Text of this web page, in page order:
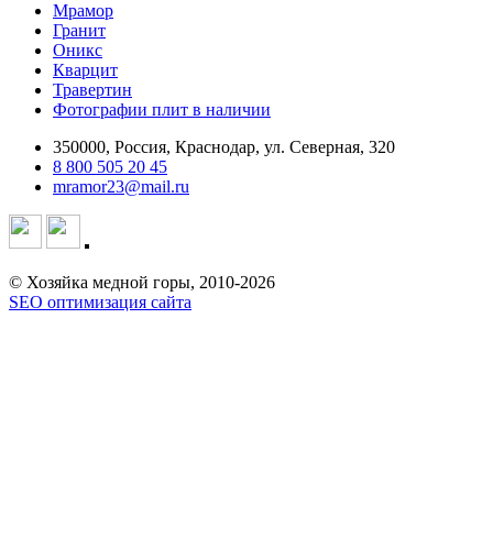
Мрамор
Гранит
Оникс
Кварцит
Травертин
Фотографии плит в наличии
350000, Россия, Краснодар, ул. Северная, 320
8 800 505 20 45
mramor23@mail.ru
© Хозяйка медной горы, 2010-2026
SEO оптимизация сайта